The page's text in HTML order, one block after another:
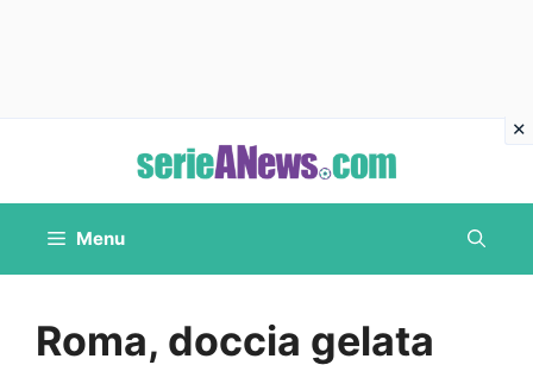
contenuto
Menu
Roma, doccia gelata